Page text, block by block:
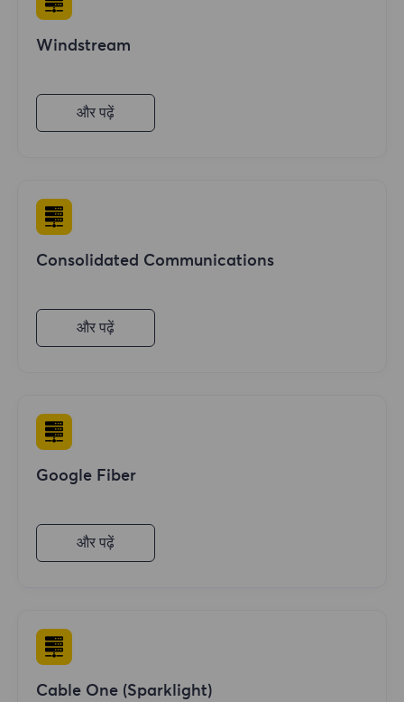
Windstream
और पढ़ें
Consolidated Communications
और पढ़ें
Google Fiber
और पढ़ें
Cable One (Sparklight)